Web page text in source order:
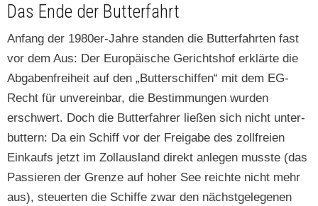
Das Ende der Butterfahrt
Anfang der 1980er-Jahre standen die But­ter­fahrten fast
vor dem Aus: Der Europäis­che Gericht­shof erk­lärte die
Abgaben­frei­heit auf den „But­ter­schif­f­en“ mit dem EG-
Recht für unvere­in­bar, die Bes­tim­mungen wur­den
erschw­ert. Doch die But­ter­fahrer ließen sich nicht unter­
but­tern: Da ein Schiff vor der Freiga­be des zoll­freien
Einkaufs jet­zt im Zol­laus­land direkt anle­gen musste (das
Passieren der Gren­ze auf hoher See reichte nicht mehr
aus), steuerten die Schiffe zwar den näch­st­gele­ge­nen